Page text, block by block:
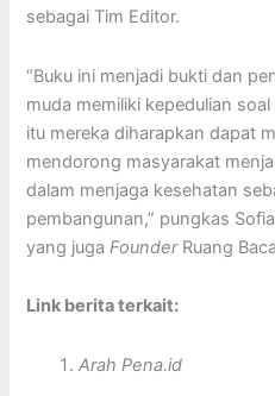
sebagai Tim Editor.
“Buku ini menjadi bukti dan
muda memiliki kepedulian
itu mereka diharapkan dapat
mendorong masyarakat
dalam menjaga kesehatan
pembangunan,” pungkas
yang jugaFounderRuang
Link berita terkait:
Arah Pena.id